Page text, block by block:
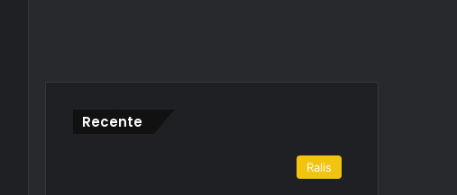
Recente
Ralis